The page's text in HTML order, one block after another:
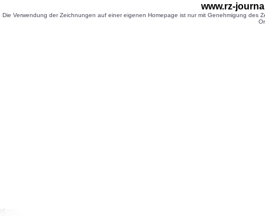
www.rz-
Die Verwendung der Zeichnungen auf einer eigenen Homepage ist nur mit Genehmigung